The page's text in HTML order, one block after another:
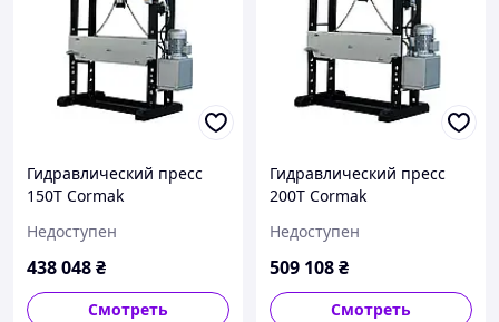
Гидравлический пресс
150T Cormak
Недоступен
438 048₴
Смотреть
Гидравлический пресс
200T Cormak
Недоступен
509 108₴
Смотреть